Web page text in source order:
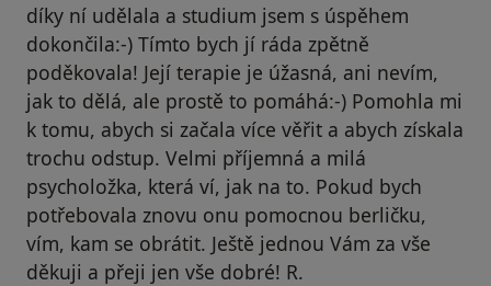
díky ní udělala a studium jsem s úspěhem
dokončila:-) Tímto bych jí ráda zpětně
poděkovala! Její terapie je úžasná, ani nevím,
jak to dělá, ale prostě to pomáhá:-) Pomohla mi
k tomu, abych si začala více věřit a abych získala
trochu odstup. Velmi příjemná a milá
psycholožka, která ví, jak na to. Pokud bych
potřebovala znovu onu pomocnou berličku,
vím, kam se obrátit. Ještě jednou Vám za vše
děkuji a přeji jen vše dobré! R.